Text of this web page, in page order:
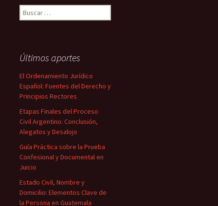
Buscar:
Últimos aportes
El Ordenamiento Jurídico
Español: Fuentes del Derecho y
Principios Rectores
Etapas Finales del Proceso
Civil Argentino: Conclusión,
Alegatos y Desalojo
Guía Práctica sobre la Prueba
Confesional y Documental en
Juicio
Estado Civil, Nombre y
Domicilio: Elementos Clave de
la Persona en Guatemala